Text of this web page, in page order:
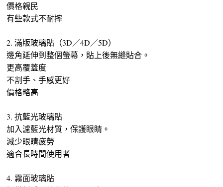
價格親民
有些款式不耐摔
2. 滿版玻璃貼（3D／4D／5D）
邊角延伸到整個螢幕，貼上後無縫貼合。
更高覆蓋度
不割手、手感更好
價格略高
3. 抗藍光玻璃貼
加入濾藍光材質，保護眼睛。
減少眼睛疲勞
適合長時間使用者
4. 霧面玻璃貼